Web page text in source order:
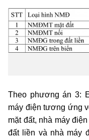
Theo phương án 3:
máy điện tương ứng
mặt đất, nhà máy
đất liền và nhà máy